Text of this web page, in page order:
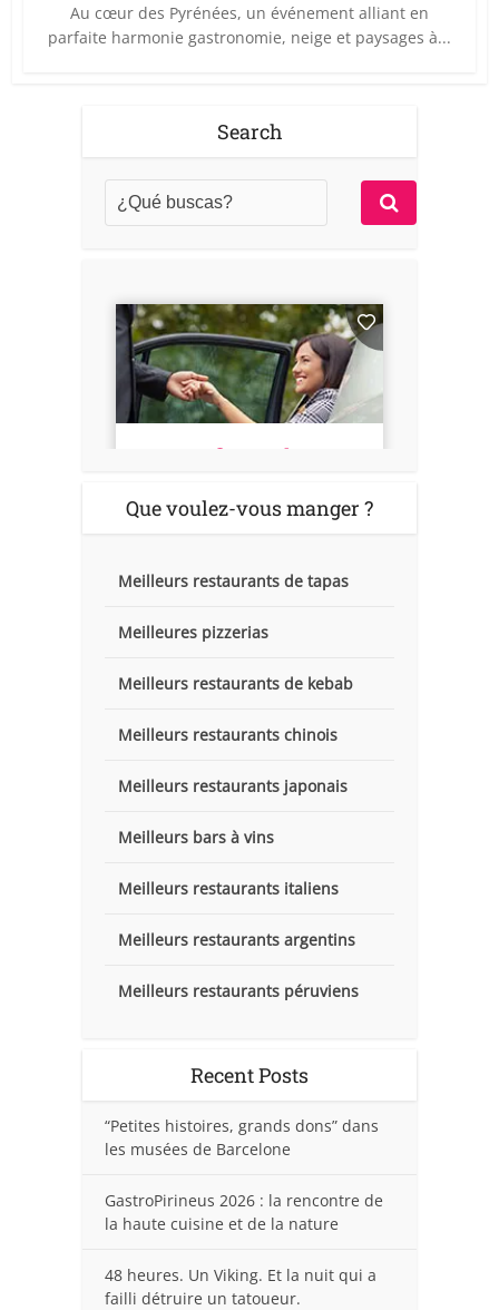
Au cœur des Pyrénées, un événement alliant en
parfaite harmonie gastronomie, neige et paysages à...
Search
Que voulez-vous manger ?
Meilleurs restaurants de tapas
Meilleures pizzerias
Meilleurs restaurants de kebab
Meilleurs restaurants chinois
Meilleurs restaurants japonais
Meilleurs bars à vins
Meilleurs restaurants italiens
Meilleurs restaurants argentins
Meilleurs restaurants péruviens
Recent Posts
“Petites histoires, grands dons” dans
les musées de Barcelone
GastroPirineus 2026 : la rencontre de
la haute cuisine et de la nature
48 heures. Un Viking. Et la nuit qui a
failli détruire un tatoueur.